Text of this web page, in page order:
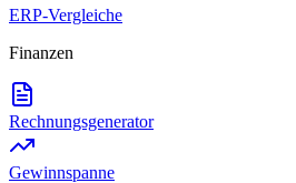
ERP-Vergleiche
Finanzen
Rechnungsgenerator
Gewinnspanne